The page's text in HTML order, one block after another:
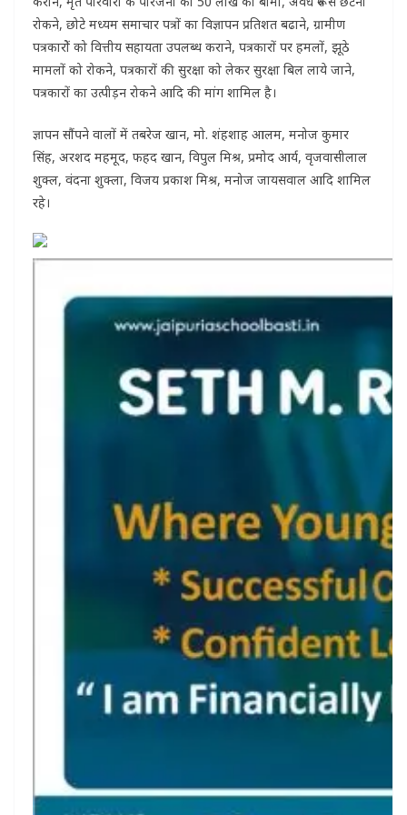
रोकने, छोटे मध्यम समाचार पत्रों का विज्ञापन प्रतिशत बढाने, ग्रामीण
पत्रकारोें को वित्तीय सहायता उपलब्ध कराने, पत्रकारों पर हमलों, झूठे
मामलों को रोकने, पत्रकारों की सुरक्षा को लेकर सुरक्षा बिल लाये जाने,
पत्रकारों का उत्पीड़न रोकने आदि की मांग शामिल है।
ज्ञापन सौंपने वालों में तबरेज खान, मो. शंहशाह आलम, मनोज कुमार
सिंह, अरशद महमूद, फहद खान, विपुल मिश्र, प्रमोद आर्य, वृजवासीलाल
शुक्ल, वंदना शुक्ला, विजय प्रकाश मिश्र, मनोज जायसवाल आदि शामिल
रहे।